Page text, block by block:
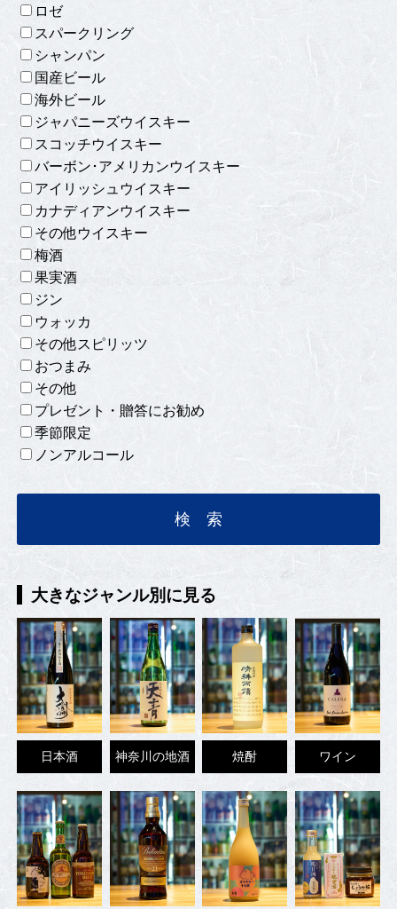
ロゼ
スパークリング
シャンパン
国産ビール
海外ビール
ジャパニーズウイスキー
スコッチウイスキー
バーボン･アメリカンウイスキー
アイリッシュウイスキー
カナディアンウイスキー
その他ウイスキー
梅酒
果実酒
ジン
ウォッカ
その他スピリッツ
おつまみ
その他
プレゼント・贈答にお勧め
季節限定
ノンアルコール
大きなジャンル別に見る
日本酒 神奈川の地酒 焼酎 ワイン